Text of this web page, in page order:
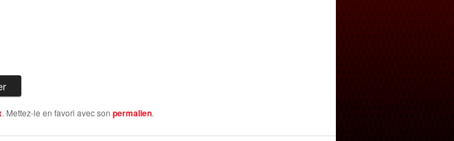
. Mettez-le en favori avec son permalien.